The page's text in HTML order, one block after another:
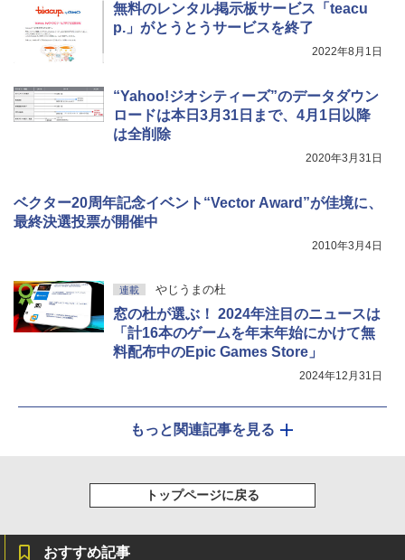
無料のレンタル掲示板サービス「teacu
p.」がとうとうサービスを終了
2022年8月1日
“Yahoo!ジオシティーズ”のデータダウン
ロードは本日3月31日まで、4月1日以降
は全削除
2020年3月31日
ベクター20周年記念イベント“Vector Award”が佳境に、
最終決選投票が開催中
2010年3月4日
連載 やじうまの杜
窓の杜が選ぶ！ 2024年注目のニュースは
「計16本のゲームを年末年始にかけて無
料配布中のEpic Games Store」
2024年12月31日
もっと関連記事を見る
トップページに戻る
おすすめ記事